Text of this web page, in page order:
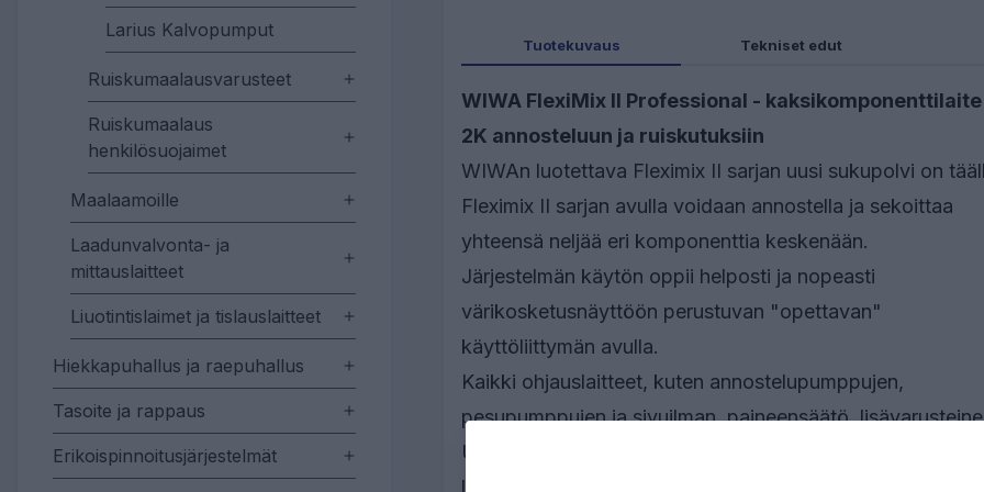
Larius Kalvopumput
Ruiskumaalausvarusteet
Ruiskumaalaus
henkilösuojaimet
Maalaamoille
Laadunvalvonta- ja
mittauslaitteet
Liuotintislaimet ja tislauslaitteet
Hiekkapuhallus ja raepuhallus
Tasoite ja rappaus
Erikoispinnoitusjärjestelmät
Tuotekuvaus Tekniset edut
WIWA FlexiMix II Professional - kaksikomponenttilaite
2K annosteluun ja ruiskutuksiin
WIWAn luotettava Fleximix II sarjan uusi sukupolvi on
Fleximix II sarjan avulla voidaan annostella ja sekoittaa
yhteensä neljää eri komponenttia keskenään.
Järjestelmän käytön oppii helposti ja nopeasti
värikosketusnäyttöön perustuvan "opettavan"
käyttöliittymän avulla.
Kaikki ohjauslaitteet, kuten annostelupumppujen,
pesupumppujen ja sivuilman paineensäätö,
USB-portti ja korkeapainesuodatinyksiköt ovat keskitetty
laitteen etupaneeliin helpon ja nopean käytön